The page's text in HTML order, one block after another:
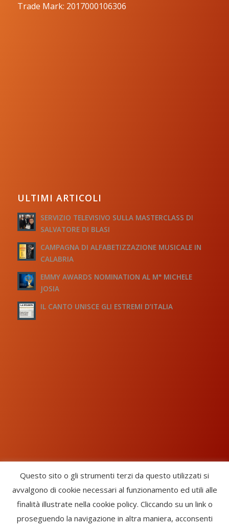
Trade Mark: 2017000106306
ULTIMI ARTICOLI
SERVIZIO TELEVISIVO SULLA MASTERCLASS DI
SALVATORE DI BLASI
CAMPAGNA DI ALFABETIZZAZIONE MUSICALE IN
CALABRIA
EMMY AWARDS NOMINATION AL M° MICHELE
JOSIA
IL CANTO UNISCE GLI ESTREMI D’ITALIA
Chorus Inside - International Choral Federation - APS Ente Terzo
Settore · CF: 93058420691
Questo sito o gli strumenti terzi da questo utilizzati si
avvalgono di cookie necessari al funzionamento ed utili alle
finalità illustrate nella cookie policy. Cliccando su un link o
proseguendo la navigazione in altra maniera, acconsenti